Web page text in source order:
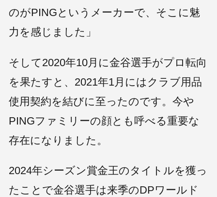
のがPINGというメーカーで、そこに魅
力を感じました」
そして2020年10月に金谷選手がプロ転向
を果たすと、2021年1月にはクラブ用品
使用契約を結びに至ったのです。今や
PINGファミリーの顔とも呼べる重要な
存在になりました。
2024年シーズン賞金王のタイトルを獲っ
たことで金谷選手は来季のDPワールド